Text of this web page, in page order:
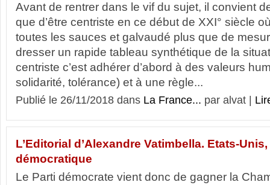
Avant de rentrer dans le vif du sujet, il convient
que d’être centriste en ce début de XXI° siècle
toutes les sauces et galvaudé plus que de
dresser un rapide tableau synthétique de la
centriste c’est adhérer d’abord à des valeurs
solidarité, tolérance) et à une règle...
Publié le 26/11/2018 dans La France... par alvat |
L’Editorial d’Alexandre Vatimbella. Etats-
démocratique
Le Parti démocrate vient donc de gagner la